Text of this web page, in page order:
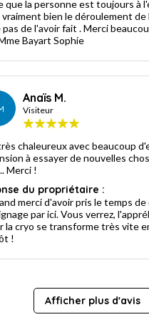
que la personne est toujours à
le déroulement de la séance. Je ne
de l'avoir fait . Merci
Bayart Sophie
Anaïs M.
Visiteur
chaleureux avec beaucoup
à essayer de nouvelles
envolée... Merci !
du propriétaire :
merci d'avoir pris le temps
par ici. Vous verrez,
la cryo se transforme très vite
!
Afficher plus d'avis